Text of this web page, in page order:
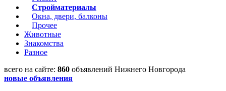
Стройматериалы
Окна, двери, балконы
Прочее
Животные
Знакомства
Разное
всего на сайте: 860 объявлений Нижнего Новгорода
новые объявления